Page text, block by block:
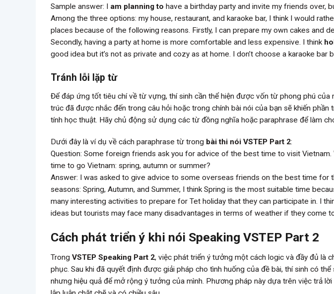
Sample answer: I am planning to have a birthday party and invite my friends over,
Among the three options: my house, restaurant, and karaoke bar, I think I would
places because of the following reasons. Firstly, I can prepare my own cakes and
Secondly, having a party at home is more comfortable and less expensive. I think
good idea but it’s not as private and cozy as at home. I don’t choose a karaoke bar
Tránh lỗi lặp từ
Để đáp ứng tốt tiêu chí về từ vựng, thí sinh cần thể hiện được vốn từ phong phú của
trúc đã được nhắc đến trong câu hỏi hoặc trong chính bài nói của bạn sẽ khiến phần
tính học thuật. Hãy chủ động sử dụng các từ đồng nghĩa hoặc paraphrase để làm
Dưới đây là ví dụ về cách paraphrase từ trong bài thi nói VSTEP Part 2:
Question: Some foreign friends ask you for advice of the best time to visit
time to go Vietnam: spring, autumn or summer?
Answer: I was asked to give advice to some overseas friends on the best time for
seasons: Spring, Autumn, and Summer, I think Spring is the most suitable time
many interesting activities to prepare for Tet holiday that they can participate in. I
ideas but tourists may face many disadvantages in terms of weather if they come
Cách phát triển ý khi nói Speaking VSTEP Part 2
Trong VSTEP Speaking Part 2, việc phát triển ý tưởng một cách logic và đầy đủ là
phục. Sau khi đã quyết định được giải pháp cho tình huống của đề bài, thí sinh có
nhưng hiệu quả để mở rộng ý tưởng của mình. Phương pháp này dựa trên việc trả